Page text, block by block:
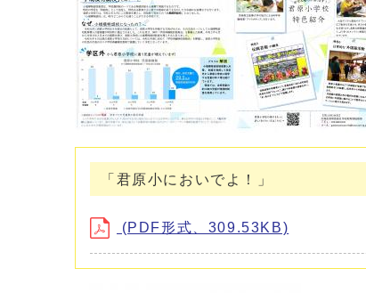
「君原小においでよ！」
(PDF形式、309.53KB)